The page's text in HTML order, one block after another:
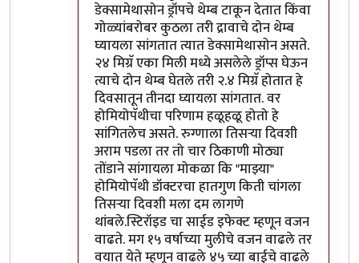
डेक्सामेथासोन ड्रॉपचे थेम्ब टाकून देतात किंवा
गोळ्यांबरोबर कुठला तरी द्रावाचे दोन थेम्ब
घ्यायला सांगतात त्यात डेक्सामेथासोन असते.
२४ मिग्रॅ एका मिली मध्ये असलेले ड्रॉप्स घेऊन
त्याचे दोन थेम्ब घेतले तरी २.४ मिग्रॅ होतात हे
दिवसातून तीनदा घ्यायला सांगतात. वर
होमियोपॅथीचा परिणाम हळूहळू होतो हे
सांगितलेच असते. रुग्णाला तिसऱ्या दिवशी
अराम पडला तर तो चार ठिकाणी मोठ्या
तोंडाने सांगायला मोकळा कि "माझ्या"
होमियोपॅथी डॉक्टरचा हातगुण किती चांगला
तिसऱ्या दिवशी मला दम लागणे
थांबले.स्टिरॉइड चा साईड इफेक्ट म्हणून वजन
वाढते. मग १५ वर्षाच्या मुलीचे वजन वाढले तर
वयात येते म्हणून वाढले ४५ च्या बाईचे वाढले